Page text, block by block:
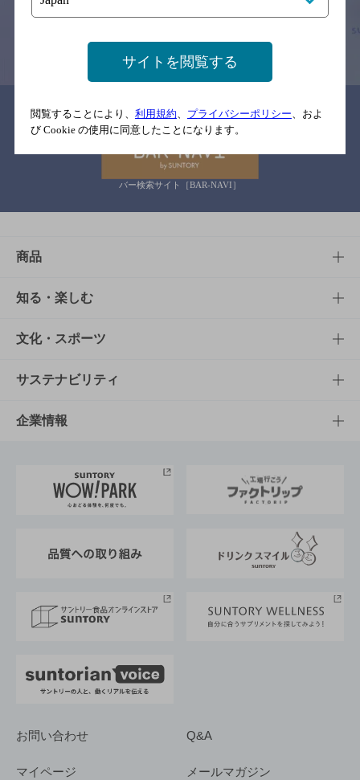
情報提供：ぐるなび
関連リンク
バー検索サイト［BAR-NAVI］
商品
商品TOP
商品一覧
商品発売情報
栄養成分一覧
知る・楽しむ
知る・楽しむTOP
キャンペーン
工場見学
地域情報
文化・スポーツ
文化・スポーツTOP
サントリーホール
サントリーサンバーズ大阪
サステナビリティ
サステナビリティTOP
サントリーが考えるサステナビリティ経営
企業情報
企業概要
採用情報
お問い合わせ Q&A
マイページ メールマガジン
サイトを閲覧する
閲覧することにより、 利用規約、 プライバシーポリシー、およ
び Cookie の使用に同意したことになります。